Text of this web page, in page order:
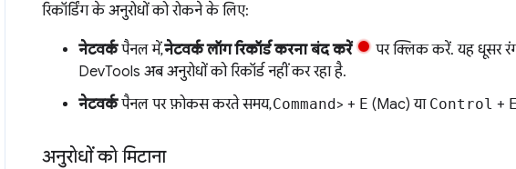
रिकॉर्डिंग के अनुरोधों को रोकने के लिए:
नेटवर्कपैनल में,नेटवर्क लॉग रिकॉर्ड करना बंद करें
पर क्लिक करें. यह धूसर
DevTools अब अनुरोधों को रिकॉर्ड नहीं कर रहा है.
नेटवर्कपैनल पर फ़ोकस करते समय,Command> + E (Mac) या Control + E
अनुरोधों को मिटाना